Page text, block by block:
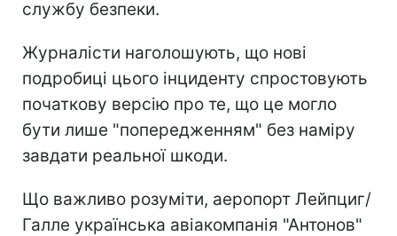
службу безпеки.
Журналісти наголошують, що нові
подробиці цього інциденту спростовують
початкову версію про те, що це могло
бути лише "попередженням" без наміру
завдати реальної шкоди.
Що важливо розуміти, аеропорт Лейпциг/
Галле українська авіакомпанія "Антонов"